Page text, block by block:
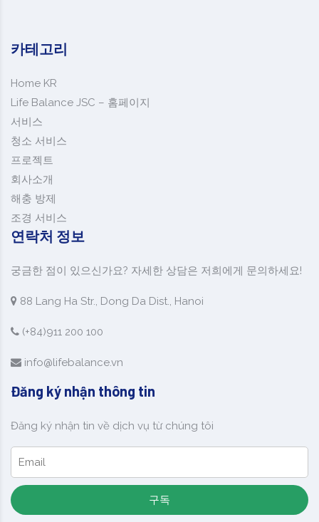
카테고리
Home KR
Life Balance JSC – 홈페이지
서비스
청소 서비스
프로젝트
회사소개
해충 방제
조경 서비스
연락처 정보
궁금한 점이 있으신가요? 자세한 상담은 저희에게 문의하세요!
88 Lang Ha Str., Dong Da Dist., Hanoi
(+84)911 200 100
info@lifebalance.vn
Đăng ký nhận thông tin
Đăng ký nhận tin về dịch vụ từ chúng tôi
구독